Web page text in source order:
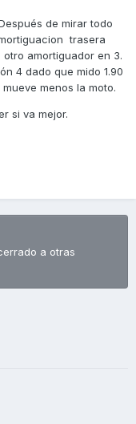
de mirar todo
trasera
amortiguador en 3.
4 dado que mido 1.90
menos la moto.
si va mejor.
a otras